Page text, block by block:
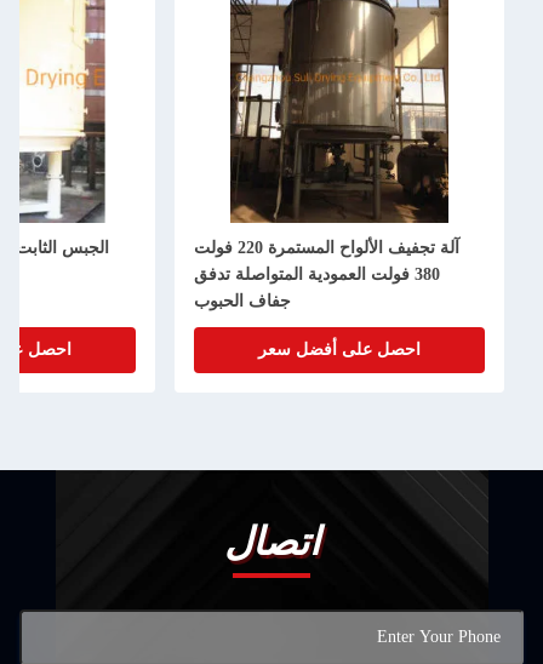
آلة تجفيف الألواح المستمرة 220 فولت
380 فولت العمودية المتواصلة تدفق
جفاف الحبوب
احصل على أفضل سعر
الجبس الثابت
احصل على
اتصال